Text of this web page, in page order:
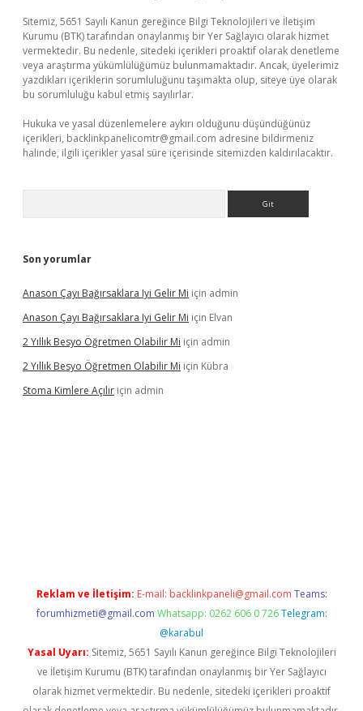
Sitemiz, 5651 Sayılı Kanun gereğince Bilgi Teknolojileri ve İletişim
Kurumu (BTK) tarafından onaylanmış bir Yer Sağlayıcı olarak hizmet
vermektedir. Bu nedenle, sitedeki içerikleri proaktif olarak denetleme
veya araştırma yükümlülüğümüz bulunmamaktadır. Ancak, üyelerimiz
yazdıkları içeriklerin sorumluluğunu taşımakta olup, siteye üye olarak
bu sorumluluğu kabul etmiş sayılırlar.
Hukuka ve yasal düzenlemelere aykırı olduğunu düşündüğünüz
içerikleri, backlinkpanelicomtr@gmail.com adresine bildirmeniz
halinde, ilgili içerikler yasal süre içerisinde sitemizden kaldırılacaktır.
Son yorumlar
Anason Çayı Bağırsaklara Iyi Gelir Mi için admin
Anason Çayı Bağırsaklara Iyi Gelir Mi için Elvan
2 Yıllık Besyo Öğretmen Olabilir Mi için admin
2 Yıllık Besyo Öğretmen Olabilir Mi için Kübra
Stoma Kimlere Açılır için admin
Reklam ve İletişim: E-mail: backlinkpaneli@gmail.com Teams:
forumhizmeti@gmail.com Whatsapp: 0262 606 0 726 Telegram:
@karabul
Yasal Uyarı: Sitemiz, 5651 Sayılı Kanun gereğince Bilgi Teknolojileri
ve İletişim Kurumu (BTK) tarafından onaylanmış bir Yer Sağlayıcı
olarak hizmet vermektedir. Bu nedenle, sitedeki içerikleri proaktif